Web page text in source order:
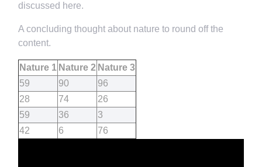
discussed here.
A concluding thought about nature to round off the
content.
Nature 1 Nature 2 Nature 3
59
90
96
28
74
26
59
36
3
42
6 76